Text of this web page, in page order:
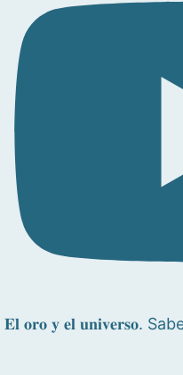
𝐄𝐥 𝐨𝐫𝐨 𝐲 𝐞𝐥 𝐮𝐧𝐢𝐯𝐞𝐫𝐬𝐨.